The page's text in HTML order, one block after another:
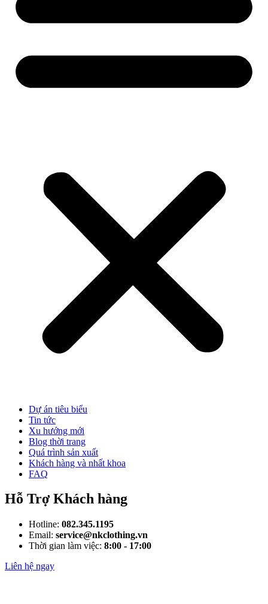
Dự án tiêu biểu
Tin tức
Xu hướng mới
Blog thời trang
Quá trình sản xuất
Khách hàng và nhất khoa
FAQ
Hỗ Trợ Khách hàng
Hotline: 082.345.1195
Email: service@nkclothing.vn
Thời gian làm việc: 8:00 - 17:00
Liên hệ ngay